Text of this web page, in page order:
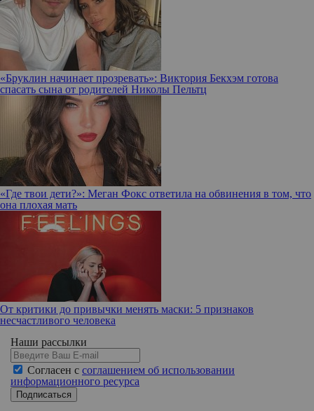
«Бруклин начинает прозревать»: Виктория Бекхэм готова
спасать сына от родителей Николы Пельтц
«Где твои дети?»: Меган Фокс ответила на обвинения в том, что
она плохая мать
От критики до привычки менять маски: 5 признаков
несчастливого человека
Наши рассылки
Согласен с соглашением об использовании
информационного ресурса
Подписаться